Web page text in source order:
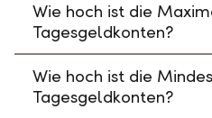
Wie hoch ist die
Tagesgeldkonten?
Wie hoch ist die
Tagesgeldkonten?